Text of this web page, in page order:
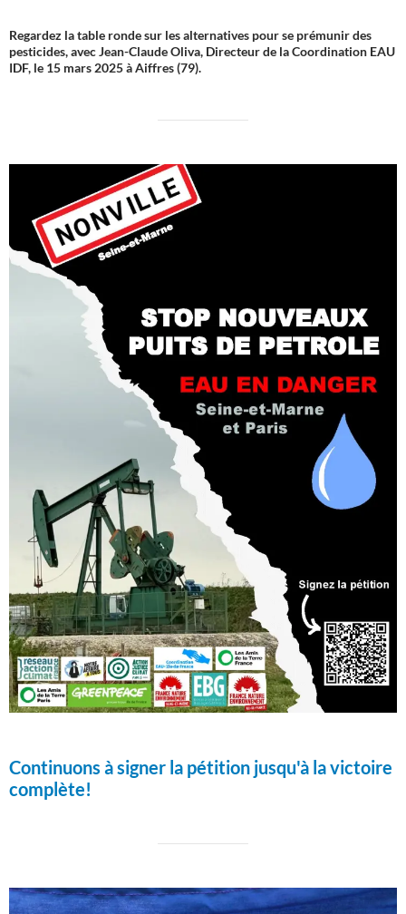
Regardez la table ronde sur les alternatives pour se prémunir des
pesticides, avec Jean-Claude Oliva, Directeur de la Coordination EAU
IDF, le 15 mars 2025 à Aiffres (79).
Continuons à signer la pétition jusqu'à la victoire
complète!